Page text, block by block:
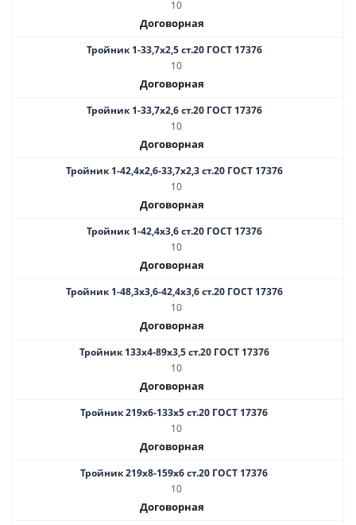
10
Договорная
Тройник 1-33,7х2,5 ст.20 ГОСТ 17376
10
Договорная
Тройник 1-33,7х2,6 ст.20 ГОСТ 17376
10
Договорная
Тройник 1-42,4х2,6-33,7х2,3 ст.20 ГОСТ 17376
10
Договорная
Тройник 1-42,4х3,6 ст.20 ГОСТ 17376
10
Договорная
Тройник 1-48,3х3,6-42,4х3,6 ст.20 ГОСТ 17376
10
Договорная
Тройник 133х4-89х3,5 ст.20 ГОСТ 17376
10
Договорная
Тройник 219х6-133х5 ст.20 ГОСТ 17376
10
Договорная
Тройник 219х8-159х6 ст.20 ГОСТ 17376
10
Договорная